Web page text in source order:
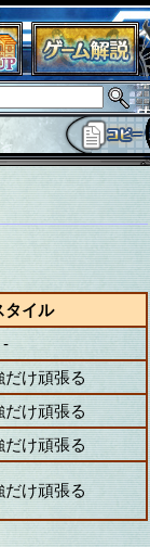
タイル
-
だけ頑張る
だけ頑張る
だけ頑張る
だけ頑張る